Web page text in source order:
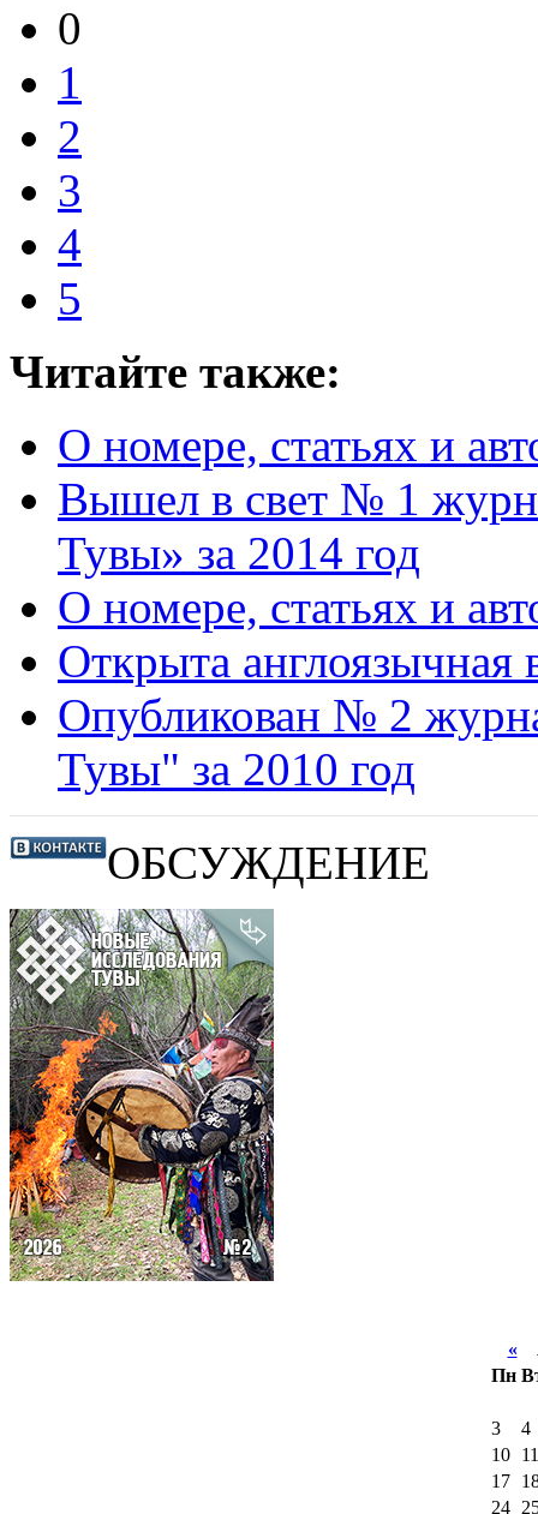
0
1
2
3
4
5
Читайте также:
О номере, статьях и
Вышел в свет № 1
Тувы» за 2014 год
О номере, статьях и
Открыта англоязычная
Опубликован № 2
Тувы" за 2010 год
ОБСУЖДЕНИЕ
«
Пн
3
4
10
11
17
24